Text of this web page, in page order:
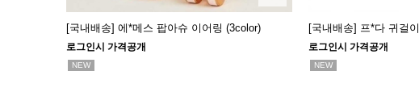
[국내배송] 에*메스 팝아슈 이어링 (3color)
로그인시 가격공개
NEW
[국내배송] 프*다 귀걸이
로그인시 가격공개
NEW